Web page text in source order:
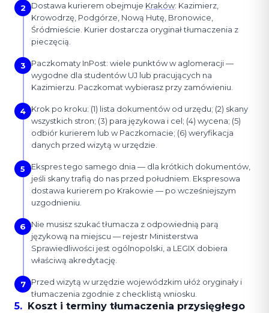
2 Dostawa kurierem obejmuje Kraków: Kazimierz,
Krowodrzę, Podgórze, Nową Hutę, Bronowice,
Śródmieście. Kurier dostarcza oryginał tłumaczenia z
pieczęcią.
3
Paczkomaty InPost: wiele punktów w aglomeracji —
wygodne dla studentów UJ lub pracujących na
Kazimierzu. Paczkomat wybierasz przy zamówieniu.
4
Krok po kroku: (1) lista dokumentów od urzędu; (2) skany
wszystkich stron; (3) para językowa i cel; (4) wycena; (5)
odbiór kurierem lub w Paczkomacie; (6) weryfikacja
danych przed wizytą w urzędzie.
5
Ekspres tego samego dnia — dla krótkich dokumentów,
jeśli skany trafią do nas przed południem. Ekspresowa
dostawa kurierem po Krakowie — po wcześniejszym
uzgodnieniu.
6
Nie musisz szukać tłumacza z odpowiednią parą
językową na miejscu — rejestr Ministerstwa
Sprawiedliwości jest ogólnopolski, a LEGIX dobiera
właściwą akredytację.
7
Przed wizytą w urzędzie wojewódzkim ułóż oryginały i
tłumaczenia zgodnie z checklistą wniosku.
5.
Koszt i terminy tłumaczenia przysięgłego